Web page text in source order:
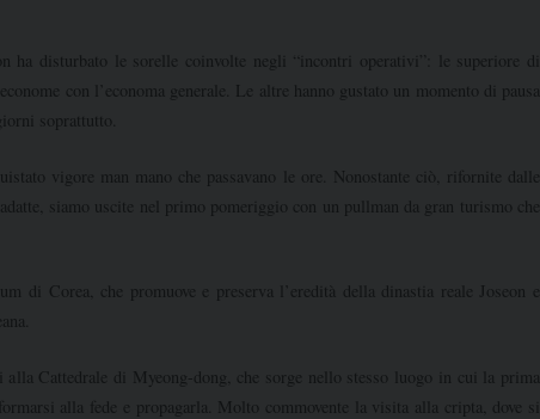
disturbato le sorelle coinvolte negli “incontri operativi”: le superiore di
con l’economa generale. Le altre hanno gustato un momento di pausa
soprattutto.
vigore man mano che passavano le ore. Nonostante ciò, rifornite dalle
siamo uscite nel primo pomeriggio con un pullman da gran turismo che
Corea, che promuove e preserva l’eredità della dinastia reale Joseon e
Cattedrale di Myeong-dong, che sorge nello stesso luogo in cui la prima
alla fede e propagarla. Molto commovente la visita alla cripta, dove si